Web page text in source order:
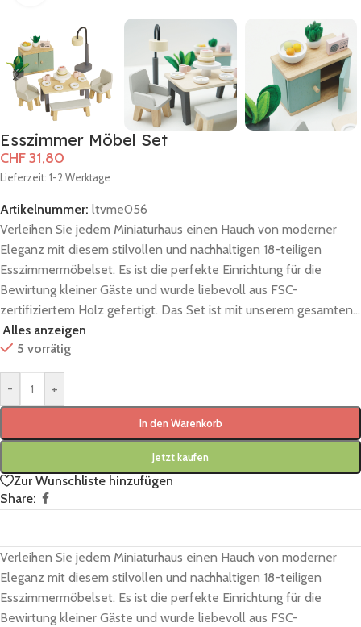
Esszimmer Möbel Set
CHF31,80
Lieferzeit: 1-2 Werktage
Artikelnummer: ltvme056
Verleihen Sie jedem Miniaturhaus einen Hauch von moderner
Eleganz mit diesem stilvollen und nachhaltigen 18-teiligen
Esszimmermöbelset. Es ist die perfekte Einrichtung für die
Bewirtung kleiner Gäste und wurde liebevoll aus FSC-
zertifiziertem Holz gefertigt. Das Set ist mit unserem gesamten...
Alles anzeigen
5 vorrätig
- +
In den Warenkorb
Jetzt kaufen
Zur Wunschliste hinzufügen
Share:
Verleihen Sie jedem Miniaturhaus einen Hauch von moderner
Eleganz mit diesem stilvollen und nachhaltigen 18-teiligen
Esszimmermöbelset. Es ist die perfekte Einrichtung für die
Bewirtung kleiner Gäste und wurde liebevoll aus FSC-